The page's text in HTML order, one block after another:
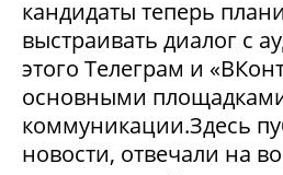
кандидаты теперь
выстраивать диалог с
этого Телеграм и
основными
коммуникации.Здесь
новости, отвечали на